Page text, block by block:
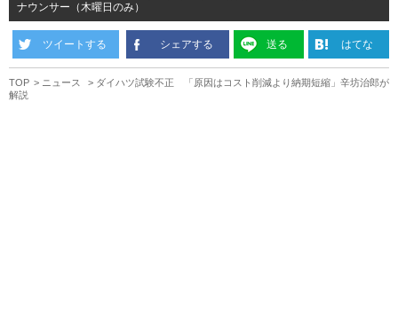
ナウンサー（木曜日のみ）
ツイートする シェアする 送る はてな
TOP ニュース
ダイハツ試験不正 「原因はコスト削減より納期短縮」辛坊治郎が
解説